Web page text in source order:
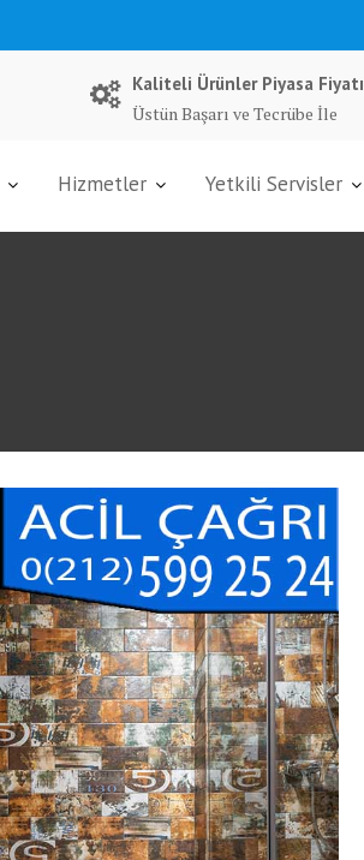
Kaliteli Ürünler Piyasa Fiyatı
Üstün Başarı ve Tecrübe İle
Hizmetler Yetkili Servisler